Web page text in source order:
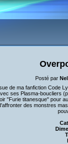
Posté par
de ma fanfiction Code
ses Plasma-boucliers
"Furie titanesque" pour
des monstres